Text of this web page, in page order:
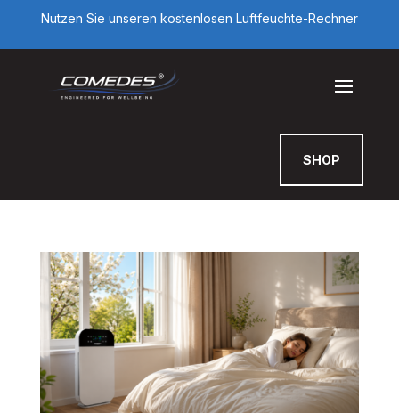
Nutzen Sie unseren kostenlosen Luftfeuchte-Rechner
SHOP